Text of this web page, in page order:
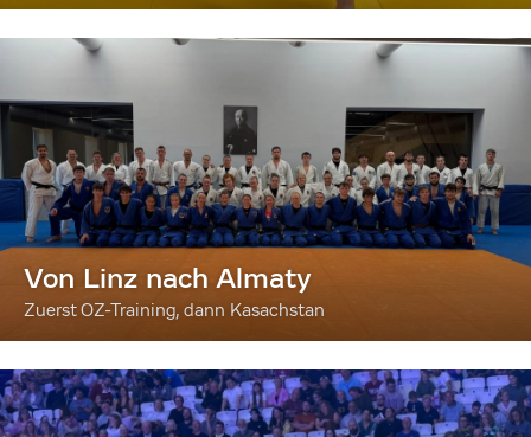
Von Linz nach Almaty
Zuerst OZ-Training, dann Kasachstan